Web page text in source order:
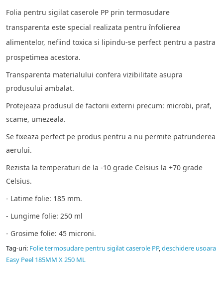
Folia pentru sigilat caserole PP prin termosudare
transparenta este special realizata pentru ȋnfolierea
alimentelor, nefiind toxica si lipindu-se perfect pentru a pastra
prospetimea acestora.
Transparenta materialului confera vizibilitate asupra
produsului ambalat.
Protejeaza produsul de factorii externi precum: microbi, praf,
scame, umezeala.
Se fixeaza perfect pe produs pentru a nu permite patrunderea
aerului.
Rezista la temperaturi de la -10 grade Celsius la +70 grade
Celsius.
- Latime folie: 185 mm.
- Lungime folie: 250 ml
- Grosime folie: 45 microni.
Tag-uri: Folie termosudare pentru sigilat caserole PP,deschidere usoara
Easy Peel 185MM X 250 ML